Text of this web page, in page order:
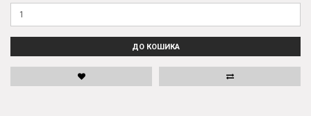
ДО КОШИКА